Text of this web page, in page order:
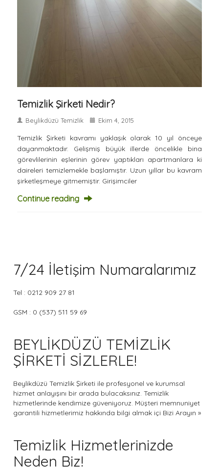
Temizlik Şirketi Nedir?
Beylikdüzü Temizlik Ekim 4, 2015
Temizlik Şirketi kavramı yaklaşık olarak 10 yıl önceye
dayanmaktadır. Gelişmiş büyük illerde öncelikle bina
görevlilerinin eşlerinin görev yaptıkları apartmanlara ki
daireleri temizlemekle başlamıştır. Uzun yıllar bu kavram
şirketleşmeye gitmemiştir. Girişimciler
Continue reading
7/24 İletişim Numaralarımız
Tel : 0212 909 27 81
GSM : 0 (537) 511 59 69
BEYLİKDÜZÜ TEMİZLİK
ŞİRKETİ SİZLERLE!
Beylikdüzü Temizlik Şirketi ile profesyonel ve kurumsal
hizmet anlayışını bir arada bulacaksınız. Temizlik
hizmetlerinde kendimize güveniyoruz. Müşteri memnuniyet
garantili hizmetlerimiz hakkında bilgi almak içi Bizi Arayın »
Temizlik Hizmetlerinizde
Neden Biz!